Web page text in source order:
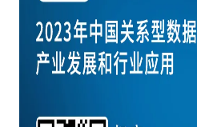
地产与物业
表现与影响
EN